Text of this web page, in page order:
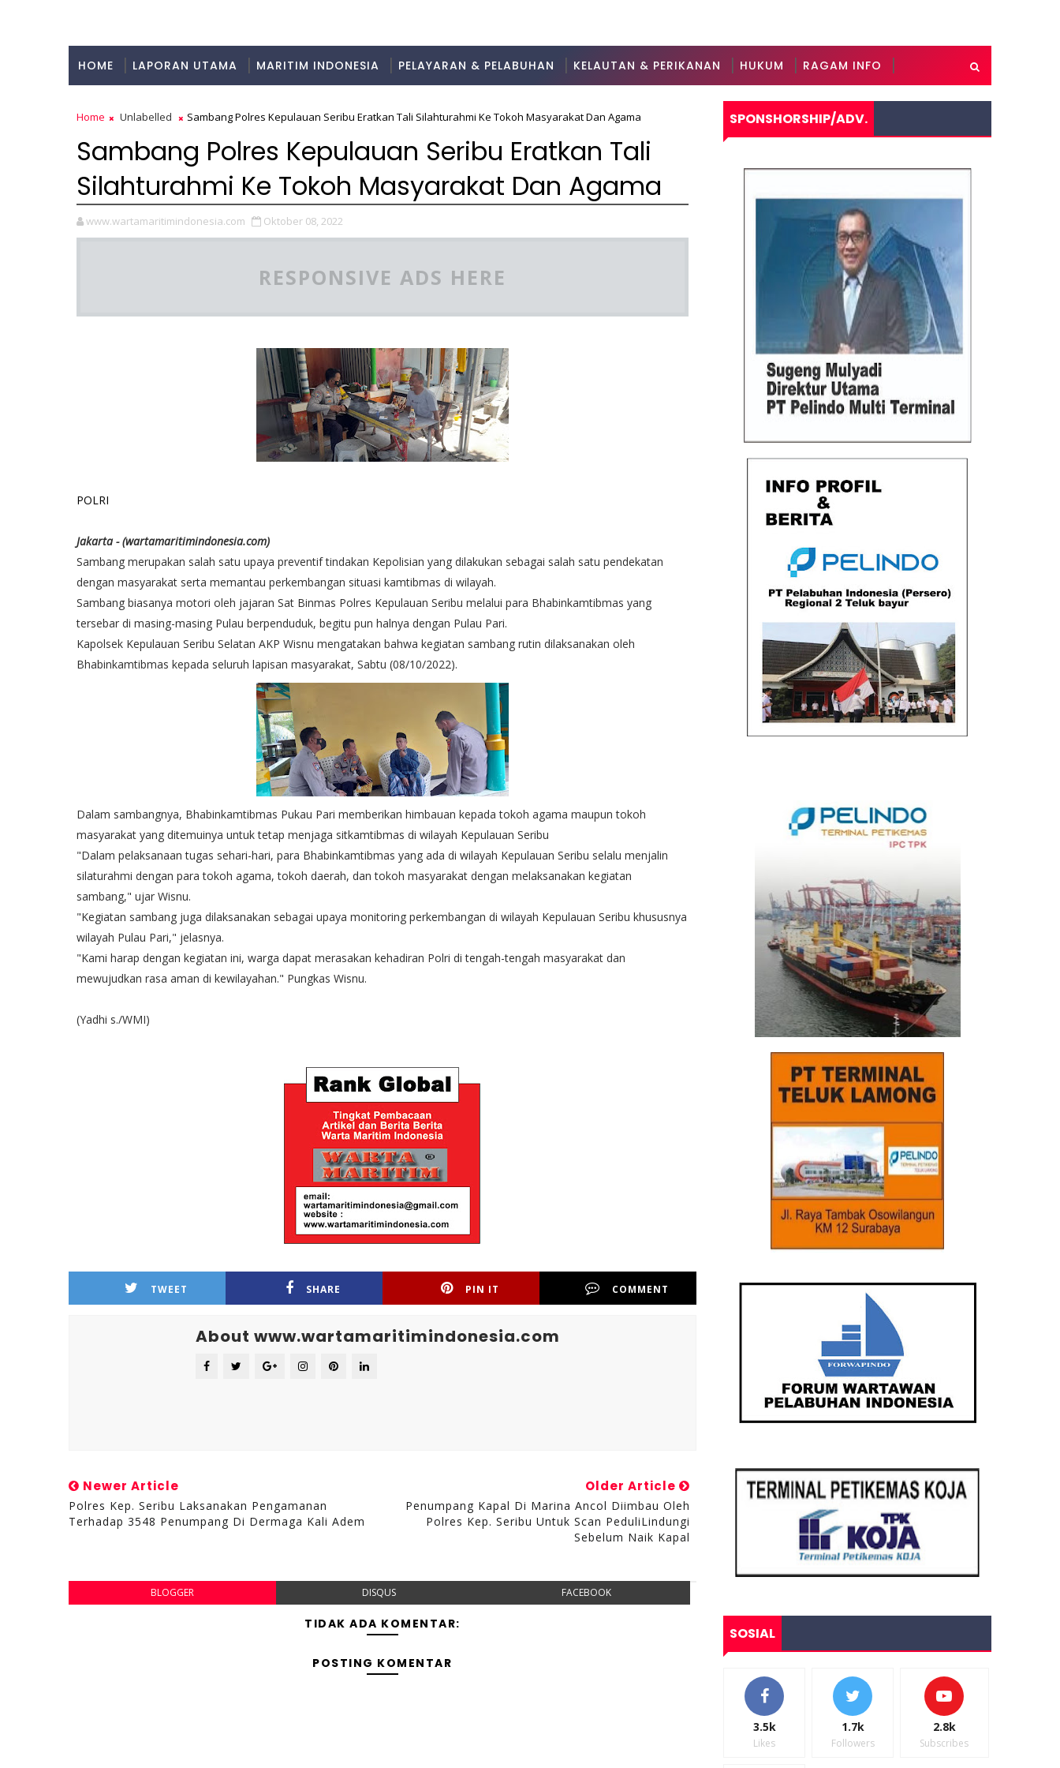
HOME LAPORAN UTAMA MARITIM INDONESIA PELAYARAN & PELABUHAN KELAUTAN & PERIKANAN HUKUM RAGAM INFO
Home Unlabelled Sambang Polres Kepulauan Seribu Eratkan Tali Silahturahmi Ke Tokoh Masyarakat Dan Agama
Sambang Polres Kepulauan Seribu Eratkan Tali
Silahturahmi Ke Tokoh Masyarakat Dan Agama
www.wartamaritimindonesia.com Oktober 08, 2022
RESPONSIVE ADS HERE
POLRI
Jakarta - (wartamaritimindonesia.com)
Sambang merupakan salah satu upaya preventif tindakan Kepolisian yang dilakukan sebagai salah satu pendekatan
dengan masyarakat serta memantau perkembangan situasi kamtibmas di wilayah.
Sambang biasanya motori oleh jajaran Sat Binmas Polres Kepulauan Seribu melalui para Bhabinkamtibmas yang
tersebar di masing-masing Pulau berpenduduk, begitu pun halnya dengan Pulau Pari.
Kapolsek Kepulauan Seribu Selatan AKP Wisnu mengatakan bahwa kegiatan sambang rutin dilaksanakan oleh
Bhabinkamtibmas kepada seluruh lapisan masyarakat, Sabtu (08/10/2022).
Dalam sambangnya, Bhabinkamtibmas Pukau Pari memberikan himbauan kepada tokoh agama maupun tokoh
masyarakat yang ditemuinya untuk tetap menjaga sitkamtibmas di wilayah Kepulauan Seribu
"Dalam pelaksanaan tugas sehari-hari, para Bhabinkamtibmas yang ada di wilayah Kepulauan Seribu selalu menjalin
silaturahmi dengan para tokoh agama, tokoh daerah, dan tokoh masyarakat dengan melaksanakan kegiatan
sambang," ujar Wisnu.
"Kegiatan sambang juga dilaksanakan sebagai upaya monitoring perkembangan di wilayah Kepulauan Seribu khususnya
wilayah Pulau Pari," jelasnya.
"Kami harap dengan kegiatan ini, warga dapat merasakan kehadiran Polri di tengah-tengah masyarakat dan
mewujudkan rasa aman di kewilayahan." Pungkas Wisnu.
(Yadhi s./WMI)
TWEET SHARE PIN IT COMMENT
About www.wartamaritimindonesia.com
Newer Article
Polres Kep. Seribu Laksanakan Pengamanan
Terhadap 3548 Penumpang Di Dermaga Kali Adem
Older Article
Penumpang Kapal Di Marina Ancol Diimbau Oleh
Polres Kep. Seribu Untuk Scan PeduliLindungi
Sebelum Naik Kapal
BLOGGER DISQUS FACEBOOK
TIDAK ADA KOMENTAR:
POSTING KOMENTAR
SPONSHORSHIP/ADV.
SOSIAL
3.5k
Likes
1.7k
Followers
2.8k
Subscribes